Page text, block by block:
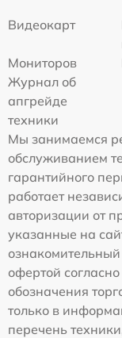
Видеокарт
Мониторов
Журнал об
апгрейде
техники
Мы занимаемся
обслуживанием
гарантийного
работает
авторизации от
указанные на
офертой
обозначения
только в
перечень